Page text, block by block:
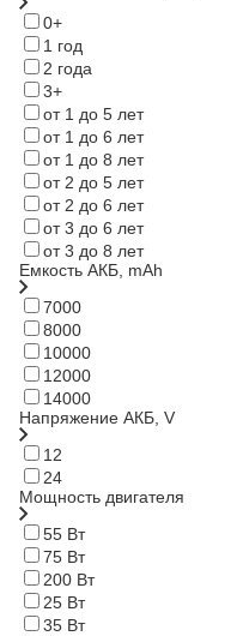
0+
1 год
2 года
3+
от 1 до 5 лет
от 1 до 6 лет
от 1 до 8 лет
от 2 до 5 лет
от 2 до 6 лет
от 3 до 6 лет
от 3 до 8 лет
Емкость АКБ, mAh
7000
8000
10000
12000
14000
Напряжение АКБ, V
12
24
Мощность двигателя
55 Вт
75 Вт
200 Вт
25 Вт
35 Вт